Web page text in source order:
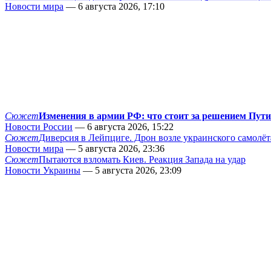
Новости мира — 6 августа 2026, 17:10
СюжетИзменения в армии РФ: что стоит за решением
Новости России — 6 августа 2026, 15:22
СюжетДиверсия в Лейпциге. Дрон возле украинского
Новости мира — 5 августа 2026, 23:36
СюжетПытаются взломать Киев. Реакция Запада на удар
Новости Украины — 5 августа 2026, 23:09